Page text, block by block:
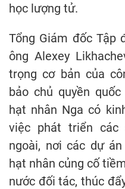
học lượng tử.
Tổng Giám đốc Tập
ông Alexey
trọng cơ bản của
bảo chủ quyền
hạt nhân Nga có
việc phát triển các
ngoài, nơi các dự
hạt nhân củng cố
nước đối tác, thúc